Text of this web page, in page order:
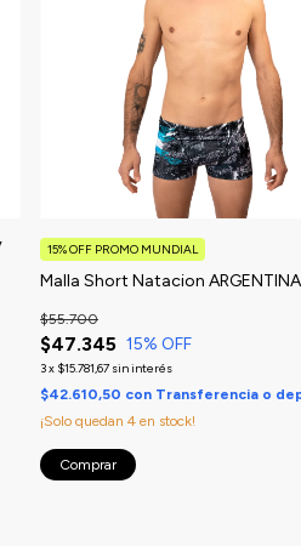
Malla Short Natacion ARGENTINA
$47.345
$55.700
15% OFF
3x $15.781,67 sin interés
15% OFF PROMO MUNDIAL
$42.610,50 con Transferencia o
¡Solo quedan 4 en stock!
Comprar